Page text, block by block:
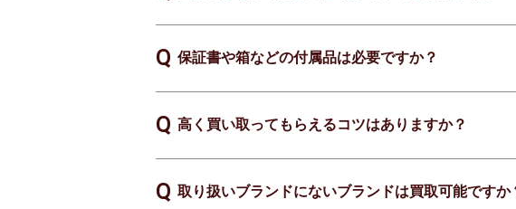
保証書や箱などの付属品は必要ですか？
高く買い取ってもらえるコツはありますか？
取り扱いブランドにないブランドは買取可能ですか